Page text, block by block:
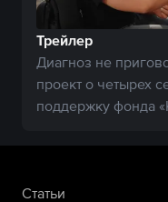
Трейлер
Диагноз не
проект о четырех
поддержку фонда
Статьи